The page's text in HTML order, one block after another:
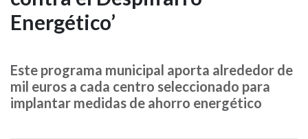
a
energía
propiciando
Energético’
Este programa municipal aporta alrededor de
mil euros a cada centro seleccionado para
implantar medidas de ahorro energético